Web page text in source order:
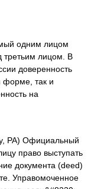
одним лицом
третьим лицом. В
доверенность
форме, так и
на
PA) Официальный
право выступать
документа (deed)
Управомоченное